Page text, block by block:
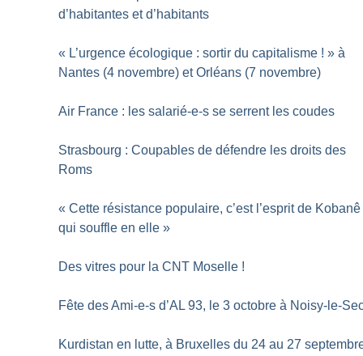
d’habitantes et d’habitants
« L’urgence écologique : sortir du capitalisme ! » à
Nantes (4 novembre) et Orléans (7 novembre)
Air France : les salarié-e-s se serrent les coudes
Strasbourg : Coupables de défendre les droits des
Roms
« Cette résistance populaire, c’est l’esprit de Kobanê
qui souffle en elle »
Des vitres pour la CNT Moselle !
Fête des Ami-e-s d’AL 93, le 3 octobre à Noisy-le-
Kurdistan en lutte, à Bruxelles du 24 au 27